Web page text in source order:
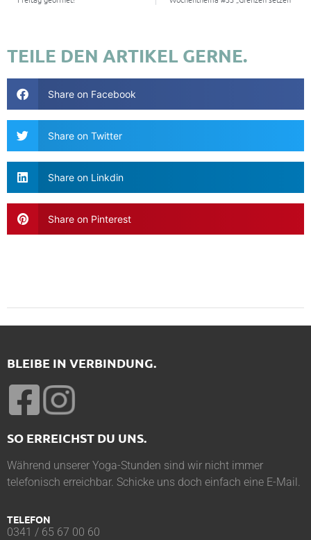
TEILE DEN ARTIKEL GERNE.
Share on Facebook
Share on Twitter
Share on Linkdin
Share on Pinterest
BLEIBE IN VERBINDUNG.
SO ERREICHST DU UNS.
Während unserer Yoga-Stunden sind wir nicht immer
telefonisch erreichbar. Schicke uns doch einfach eine E-Mail.
TELEFON
0341 / 65 67 00 60